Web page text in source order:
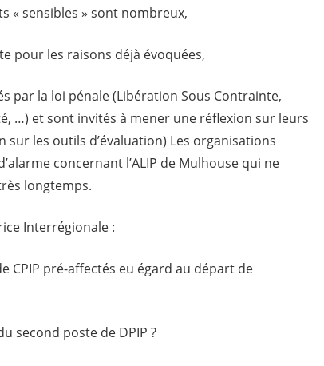
« sensibles » sont nombreux,
pour les raisons déjà évoquées,
par la loi pénale (Libération Sous Contrainte,
…) et sont invités à mener une réflexion sur leurs
sur les outils d’évaluation) Les organisations
concernant l’ALIP de Mulhouse qui ne
longtemps.
Interrégionale :
CPIP pré-affectés eu égard au départ de
second poste de DPIP ?